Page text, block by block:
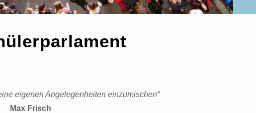
eigenen Angelegenheiten einzumischen“
Max Frisch